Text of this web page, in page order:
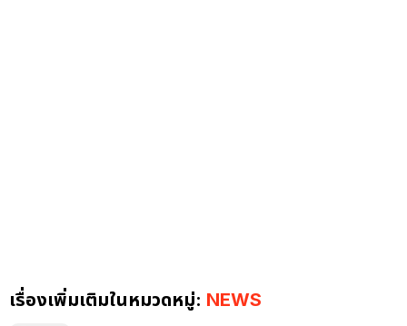
เรื่องเพิ่มเติมในหมวดหมู่: NEWS